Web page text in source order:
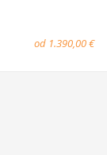
od 1.390,00 €